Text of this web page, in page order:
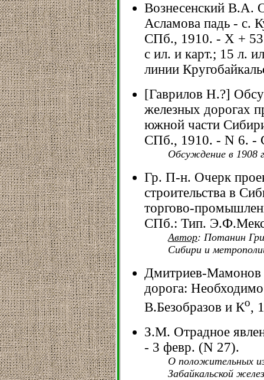
Вознесенский В.А.
Асламова падь - с.
СПб., 1910. - X + 53
с ил. и карт.; 15 л.
линии
[Гаврилов Н.?]
железных дорогах
южной части
СПб., 1910. - N 6. -
Обсуждение в 1908
Гр. П-н. Очерк
строительства в
торгово-
СПб.: Тип.
Автор: Потанин
Сибири и
Дмитриев-
дорога:
В.Безобразов и Ко,
З.М. Отрадное
- 3 февр. (N 27).
О положительных
Забайкальской